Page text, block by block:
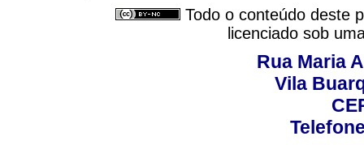
Todo o conteúdo deste
licenciado sob
Rua Maria
Vila